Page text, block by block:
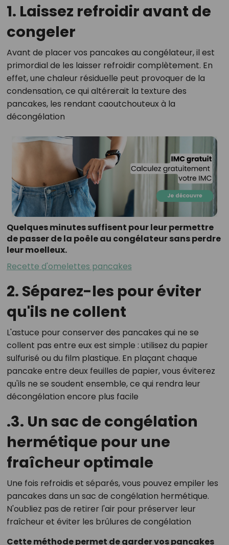
1. Laissez refroidir avant de
congeler
Avant de placer vos pancakes au congélateur, il est
primordial de les laisser refroidir complètement. En
effet, une chaleur résiduelle peut provoquer de la
condensation, ce qui altérerait la texture des
pancakes, les rendant caoutchouteux à la
décongélation​
Quelques minutes suffisent pour leur permettre
de passer de la poêle au congélateur sans perdre
leur moelleux.
Recette d'omelettes pancakes
2. Séparez-les pour éviter
qu'ils ne collent
L'astuce pour conserver des pancakes qui ne se
collent pas entre eux est simple : utilisez du papier
sulfurisé ou du film plastique. En plaçant chaque
pancake entre deux feuilles de papier, vous éviterez
qu'ils ne se soudent ensemble, ce qui rendra leur
décongélation encore plus facile​
.3. Un sac de congélation
hermétique pour une
fraîcheur optimale
Une fois refroidis et séparés, vous pouvez empiler les
pancakes dans un sac de congélation hermétique.
N'oubliez pas de retirer l'air pour préserver leur
fraîcheur et éviter les brûlures de congélation​
Cette méthode permet de garder vos pancakes